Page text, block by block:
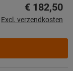
€ 182,50
Excl. verzendkosten